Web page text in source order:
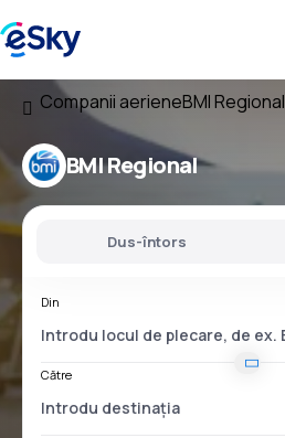
Companii aerieneBMI Regional
BMI Regional
Dus-întors
Din
Către